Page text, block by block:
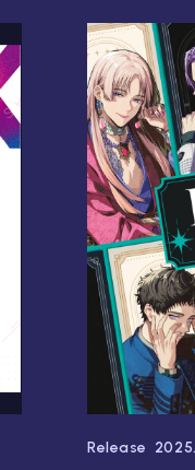
Release